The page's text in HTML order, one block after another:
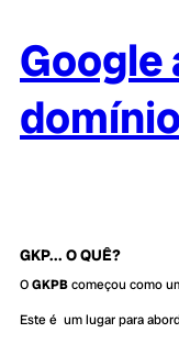
Google
GKP... O QUÊ?
OGKPBcomeçou como
Este é um lugar para